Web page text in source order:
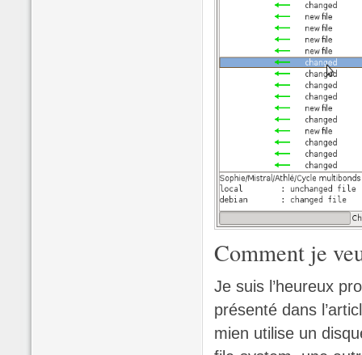
Comment je
Je suis l’heureux
présenté dans
mien utilise un